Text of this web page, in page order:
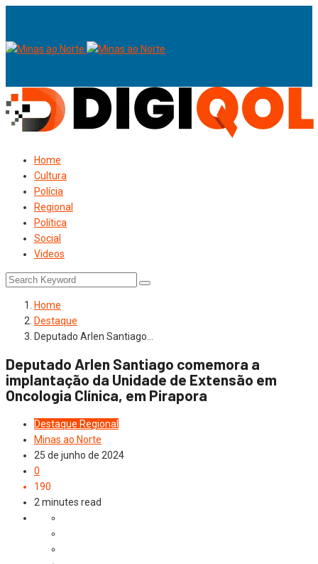
Home
Cultura
Polícia
Regional
Política
Social
Videos
Home
Destaque
Deputado Arlen Santiago…
Deputado Arlen Santiago comemora a
implantação da Unidade de Extensão em
Oncologia Clínica, em Pirapora
Destaque Regional
Minas ao Norte
25 de junho de 2024
0
190
2 minutes read